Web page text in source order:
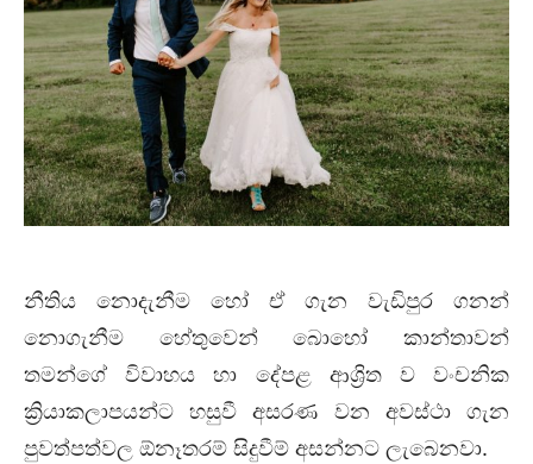
නීතිය නොදැනීම හෝ ඒ ගැන වැඩිපුර ගනන්
නොගැනීම හේතුවෙන් බොහෝ කාන්තාවන්
තමන්ගේ විවාහය හා දේපළ ආශ්‍රිත ව වංචනික
ක්‍රියාකලාපයන්ට හසුවී අසරණ වන අවස්ථා ගැන
පුවත්පත්වල ඕනෑතරම් සිදුවීම් අසන්නට ලැබෙනවා.